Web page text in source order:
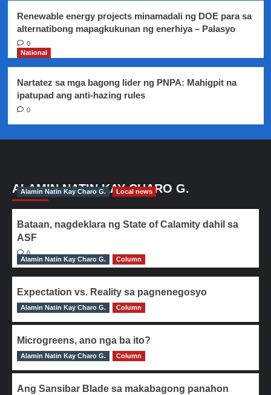
Renewable energy projects minamadali ng DOE para sa
alternatibong mapagkukunan ng enerhiya – Palasyo
0
National
Nartatez sa mga bagong lider ng PNPA: Mahigpit na
ipatupad ang anti-hazing rules
0
ALAMIN NATIN KAY CHARO G.
Alamin Natin Kay Charo G. Local news
Bataan, nagdeklara ng State of Calamity dahil sa
ASF
0
Alamin Natin Kay Charo G.
Column
Expectation vs. Reality sa pagnenegosyo
0
Alamin Natin Kay Charo G. Column
Microgreens, ano nga ba ito?
0
Alamin Natin Kay Charo G. Column
Ang Sansibar Blade sa makabagong panahon